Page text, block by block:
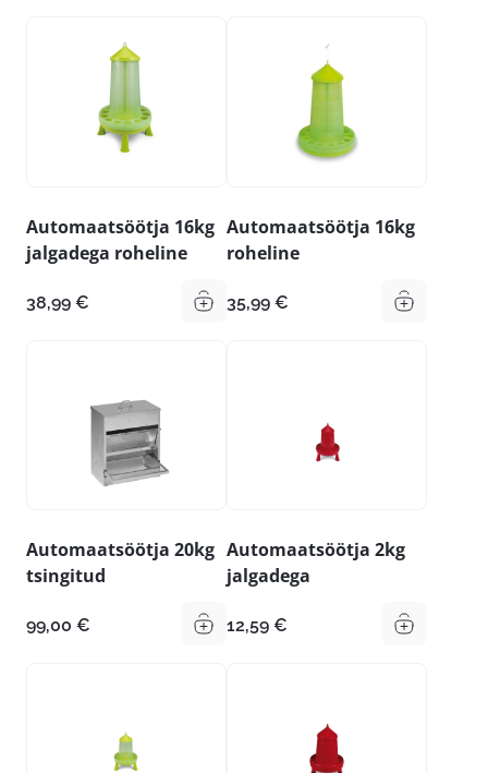
Automaatsöötja 16kg
jalgadega roheline
38,99 €
Automaatsöötja 16kg
roheline
35,99 €
Automaatsöötja 20kg
tsingitud
99,00 €
Automaatsöötja 2kg
jalgadega
12,59 €